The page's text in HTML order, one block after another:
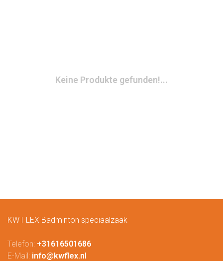
Keine Produkte gefunden!...
KW FLEX Badminton speciaalzaak
Telefon: +31616501686
E-Mail: info@kwflex.nl